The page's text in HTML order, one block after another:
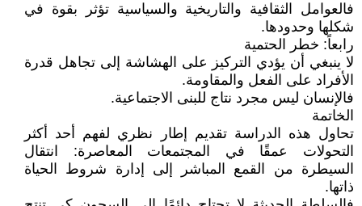
فالعوامل الثقافية والتاريخية والسياسية تؤثر بقوة في
شكلها وحدودها.
رابعاً: خطر الحتمية
لا ينبغي أن يؤدي التركيز على الهشاشة إلى تجاهل قدرة
الأفراد على الفعل والمقاومة.
فالإنسان ليس مجرد نتاج للبنى الاجتماعية.
الخاتمة
تحاول هذه الدراسة تقديم إطار نظري لفهم أحد أكثر
التحولات عمقًا في المجتمعات المعاصرة: انتقال
السيطرة من القمع المباشر إلى إدارة شروط الحياة
ذاتها.